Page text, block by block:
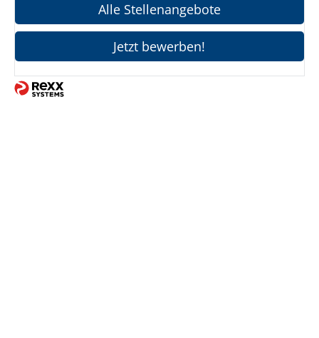
Alle Stellenangebote
Jetzt bewerben!